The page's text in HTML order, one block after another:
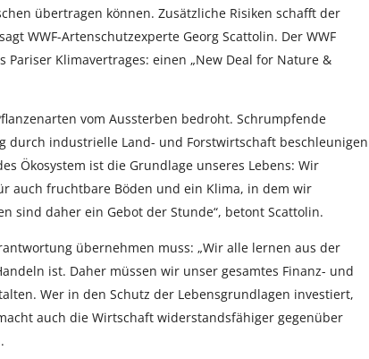
übertragen können. Zusätzliche Risiken schafft der
WWF-Artenschutzexperte Georg Scattolin. Der WWF
Klimavertrages: einen „New Deal for Nature &
vom Aussterben bedroht. Schrumpfende
durch industrielle Land- und Forstwirtschaft beschleunigen
Ökosystem ist die Grundlage unseres Lebens: Wir
auch fruchtbare Böden und ein Klima, in dem wir
sind daher ein Gebot der Stunde“, betont Scattolin.
übernehmen muss: „Wir alle lernen aus der
ist. Daher müssen wir unser gesamtes Finanz- und
Wer in den Schutz der Lebensgrundlagen investiert,
auch die Wirtschaft widerstandsfähiger gegenüber